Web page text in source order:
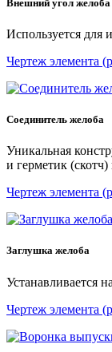
Внешний угол желоба
Используется для
Чертеж элемента
Соединитель желоба
Уникальная
и герметик
Чертеж элемента
Заглушка желоба
Устанавливается
Чертеж элемента